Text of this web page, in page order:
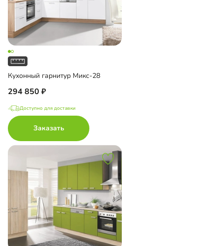
Кухонный гарнитур Микс-28
294 850
Доступно для доставки
Заказать